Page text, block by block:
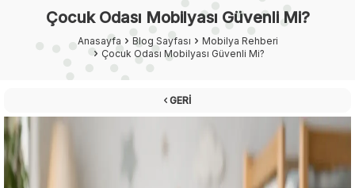
Çocuk Odası Mobilyası Güvenli Mi?
Anasayfa Blog Sayfası
Mobilya Rehberi
Çocuk Odası Mobilyası Güvenli Mi?
GERI